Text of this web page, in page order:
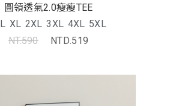
圓領透氣2.0瘦瘦TEE
L XL 2XL 3XL 4XL 5XL
NT.590
NTD.519